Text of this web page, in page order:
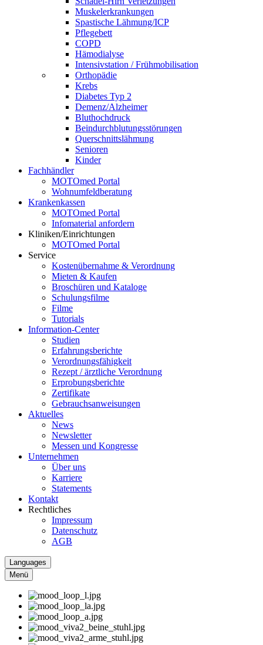
Muskelerkrankungen
Spastische Lähmung/ICP
Pflegebett
COPD
Hämodialyse
Intensivstation / Frühmobilisation
Orthopädie
Krebs
Diabetes Typ 2
Demenz/Alzheimer
Bluthochdruck
Beindurchblutungsstörungen
Querschnittslähmung
Senioren
Kinder
Fachhändler
MOTOmed Portal
Wohnumfeldberatung
Krankenkassen
MOTOmed Portal
Infomaterial anfordern
Kliniken/Einrichtungen
MOTOmed Portal
Service
Kostenübernahme & Verordnung
Mieten & Kaufen
Broschüren und Kataloge
Schulungsfilme
Filme
Tutorials
Information-Center
Studien
Erfahrungsberichte
Verordnungsfähigkeit
Rezept / ärztliche Verordnung
Erprobungsberichte
Zertifikate
Gebrauchsanweisungen
Aktuelles
News
Newsletter
Messen und Kongresse
Unternehmen
Über uns
Karriere
Statements
Kontakt
Rechtliches
Impressum
Datenschutz
AGB
Languages
Menü